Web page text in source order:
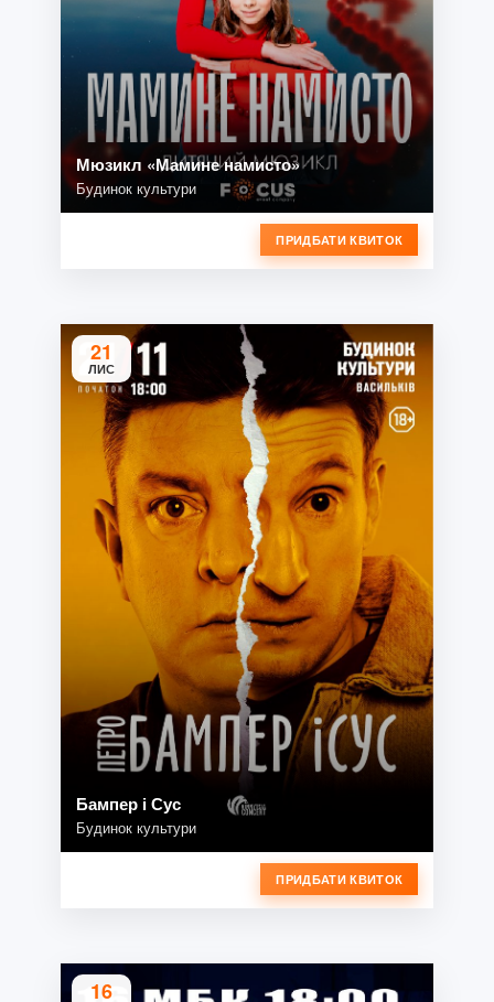
Мюзикл «Мамине намисто»
Будинок культури
ПРИДБАТИ КВИТОК
21
ЛИС
Бампер і Сус
Будинок культури
ПРИДБАТИ КВИТОК
16